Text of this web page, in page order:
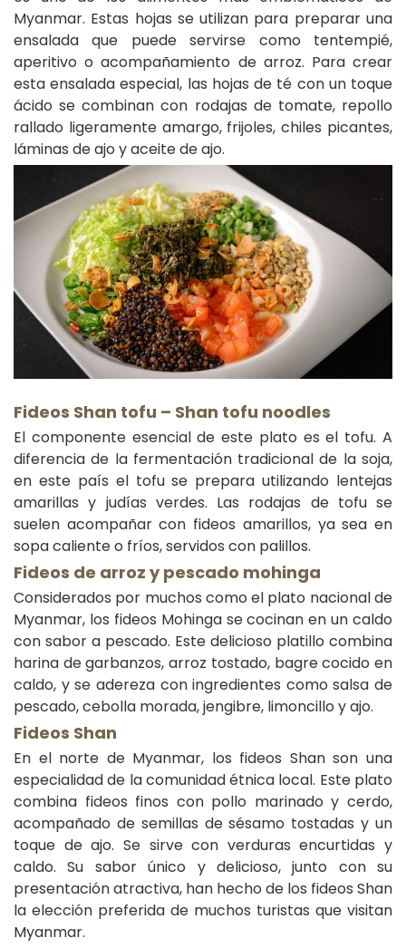
Myanmar. Estas hojas se utilizan para preparar una
ensalada que puede servirse como tentempié,
aperitivo o acompañamiento de arroz. Para crear
esta ensalada especial, las hojas de té con un toque
ácido se combinan con rodajas de tomate, repollo
rallado ligeramente amargo, frijoles, chiles picantes,
láminas de ajo y aceite de ajo.
Fideos Shan tofu – Shan tofu noodles
El componente esencial de este plato es el tofu. A
diferencia de la fermentación tradicional de la soja,
en este país el tofu se prepara utilizando lentejas
amarillas y judías verdes. Las rodajas de tofu se
suelen acompañar con fideos amarillos, ya sea en
sopa caliente o fríos, servidos con palillos.
Fideos de arroz y pescado mohinga
Considerados por muchos como el plato nacional de
Myanmar, los fideos Mohinga se cocinan en un caldo
con sabor a pescado. Este delicioso platillo combina
harina de garbanzos, arroz tostado, bagre cocido en
caldo, y se adereza con ingredientes como salsa de
pescado, cebolla morada, jengibre, limoncillo y ajo.
Fideos Shan
En el norte de Myanmar, los fideos Shan son una
especialidad de la comunidad étnica local. Este plato
combina fideos finos con pollo marinado y cerdo,
acompañado de semillas de sésamo tostadas y un
toque de ajo. Se sirve con verduras encurtidas y
caldo. Su sabor único y delicioso, junto con su
presentación atractiva, han hecho de los fideos Shan
la elección preferida de muchos turistas que visitan
Myanmar.